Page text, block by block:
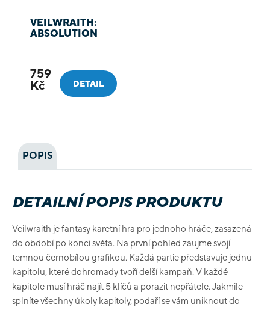
VEILWRAITH:
ABSOLUTION
759
Kč
DETAIL
POPIS
DETAILNÍ POPIS PRODUKTU
Veilwraith je fantasy karetní hra pro jednoho hráče, zasazená
do období po konci světa. Na první pohled zaujme svojí
temnou černobílou grafikou. Každá partie představuje jednu
kapitolu, které dohromady tvoří delší kampaň. V každé
kapitole musí hráč najít 5 klíčů a porazit nepřátele. Jakmile
splníte všechny úkoly kapitoly, podaří se vám uniknout do